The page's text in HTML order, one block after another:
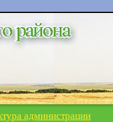
администрации